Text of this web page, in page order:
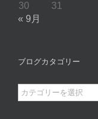
30
31
« 9月
ブログカタゴリー
ブ
ロ